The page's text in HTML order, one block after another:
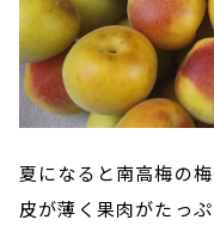
夏になると南高梅の
皮が薄く果肉がたっ